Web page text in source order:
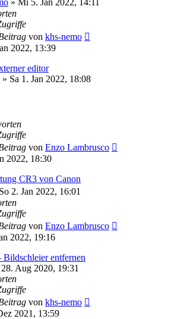
von khs-nemo
2022, 13:39
editor
» Sa 1. Jan 2022, 18:08
von Enzo Lambrusco
2022, 18:30
CR3 von Canon
So 2. Jan 2022, 16:01
von Enzo Lambrusco
2022, 19:16
Bildschleier entfernen
Aug 2020, 19:31
von khs-nemo
2021, 13:59